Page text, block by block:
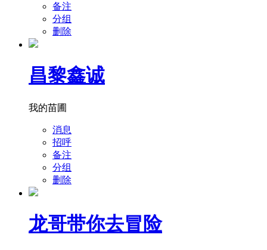
备注
分组
删除
昌黎鑫诚
我的苗圃
消息
招呼
备注
分组
删除
龙哥带你去冒险